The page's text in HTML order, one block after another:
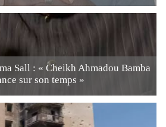
Sall : « Cheikh Ahmadou Bamba
sur son temps »